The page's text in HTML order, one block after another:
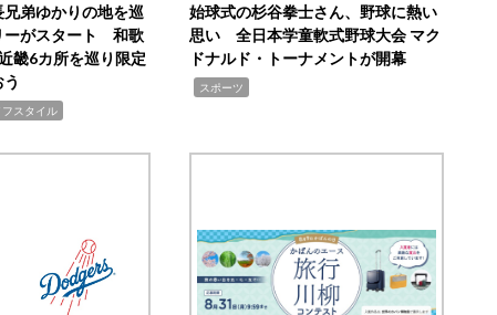
弟ゆかりの地を巡
ーがスタート 和歌
畿6カ所を巡り限定
フスタイル
始球式の杉谷拳士さん、野球に熱い
思い 全日本学童軟式野球大会 マク
ドナルド・トーナメントが開幕
スポーツ